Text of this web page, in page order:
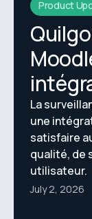
Product
La
une
satisfaire
qualité, de
utilisateur.
July 2, 2026